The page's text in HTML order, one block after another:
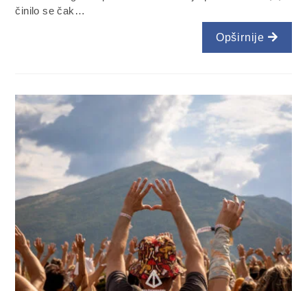
činilo se čak…
Opširnije